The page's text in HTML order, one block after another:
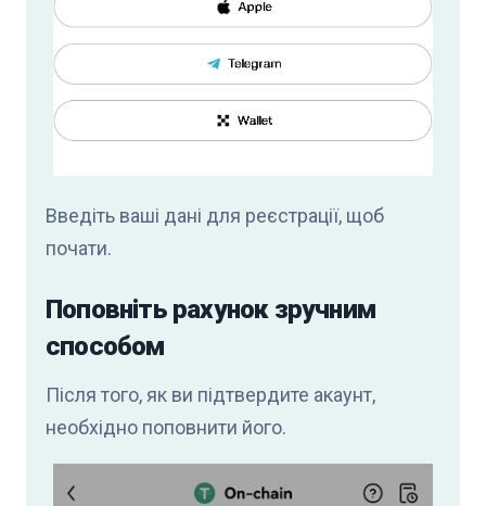
Введіть ваші дані для реєстрації, щоб
почати.
Поповніть рахунок зручним
способом
Після того, як ви підтвердите акаунт,
необхідно поповнити його.